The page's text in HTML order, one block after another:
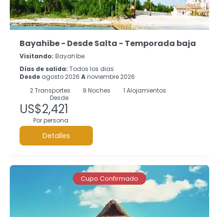
Bayahibe - Desde Salta - Temporada baja
Visitando: Bayahíbe
Días de salida: Todos los dias
Desde agosto 2026 Anoviembre 2026
2Transportes 9 Noches
1 Alojamientos
Desde
US$2,421
Por persona
Detalles
Cupo Confirmado